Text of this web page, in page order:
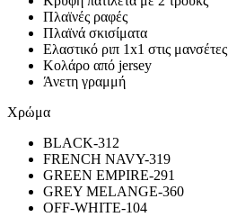
Πλαϊνές ραφές
Πλαϊνά σκισίματα
Ελαστικό ριπ 1x1 στις μανσέτες
Κολάρο από jersey
Άνετη γραμμή
Χρώμα
BLACK-312
FRENCH NAVY-319
GREEN EMPIRE-291
GREY MELANGE-360
OFF-WHITE-104